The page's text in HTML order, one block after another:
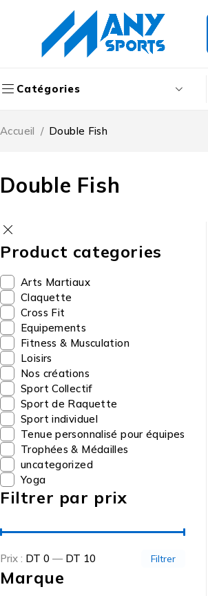
Catégories
Double Fish
Accueil / Double Fish
Product categories
Arts Martiaux
Claquette
Cross Fit
Equipements
Fitness & Musculation
Loisirs
Nos créations
Sport Collectif
Sport de Raquette
Sport individuel
Tenue personnalisé pour équipes
Trophées & Médailles
uncategorized
Yoga
Filtrer par prix
Filtrer
Prix : DT 0 — DT 10
Marque